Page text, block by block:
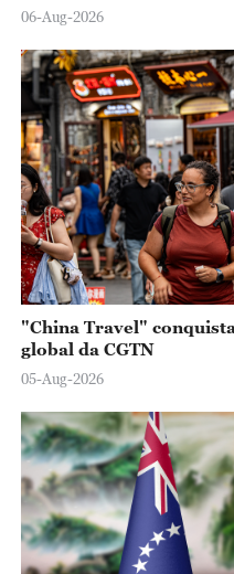
06-Aug-2026
"China Travel"
global da CGTN
05-Aug-2026